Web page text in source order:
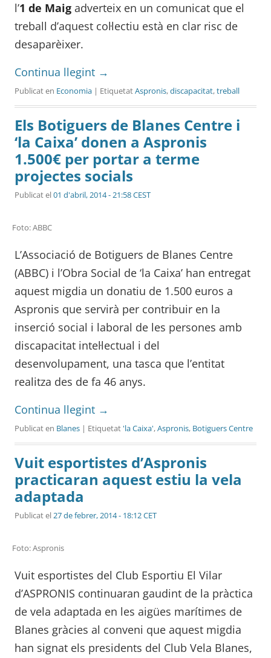
l’1 de Maig adverteix en un comunicat que el
treball d’aquest col·lectiu està en clar risc de
desaparèixer.
Continua llegint →
Publicat en Economia | EtiquetatAspronis,discapacitat,treball
Els Botiguers de Blanes Centre i
‘la Caixa’ donen a Aspronis
1.500€ per portar a terme
projectes socials
Publicat el01 d'abril, 2014 - 21:58 CEST
Foto: ABBC
L’Associació de Botiguers de Blanes Centre
(ABBC) i l’Obra Social de ‘la Caixa’ han entregat
aquest migdia un donatiu de 1.500 euros a
Aspronis que servirà per contribuir en la
inserció social i laboral de les persones amb
discapacitat intel·lectual i del
desenvolupament, una tasca que l’entitat
realitza des de fa 46 anys.
Continua llegint →
Publicat en Blanes | Etiquetat'la Caixa',Aspronis, Botiguers Centre
Vuit esportistes d’Aspronis
practicaran aquest estiu la vela
adaptada
Publicat el27 de febrer, 2014 - 18:12 CET
Foto: Aspronis
Vuit esportistes del Club Esportiu El Vilar
d’ASPRONIS continuaran gaudint de la pràctica
de vela adaptada en les aigües marítimes de
Blanes gràcies al conveni que aquest migdia
han signat els presidents del Club Vela Blanes,